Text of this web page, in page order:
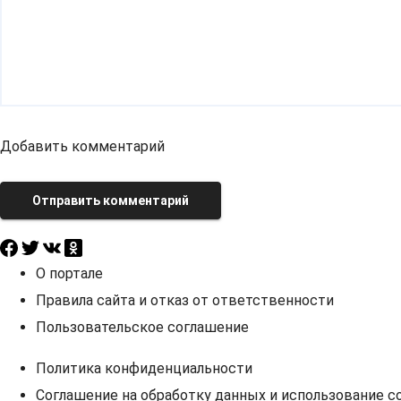
Добавить комментарий
Отправить комментарий
О портале
Правила сайта и отказ от ответственности
Пользовательское соглашение
Политика конфиденциальности
Соглашение на обработку данных и использование